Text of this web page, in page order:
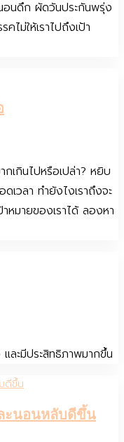
นดึก ผัดวันประกันพรุ่ง
ไม่ให้เราไปถึงเป้า
กเกินไปหรือเปล่า? หยิบ
เวลา ทำยังไงเราถึงจะ
หมายของเราได้ ลองหา
ละมีประสิทธิภาพมากขึ้น
ะนอนหลับดีขึ้น